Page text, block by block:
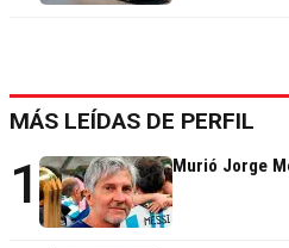
MÁS LEÍDAS DE PERFIL
1 Murió Jorge